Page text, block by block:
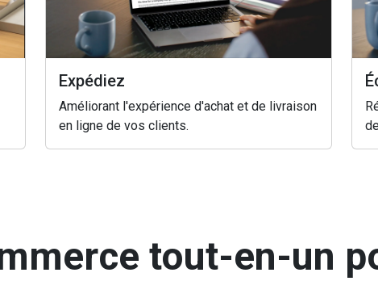
Expédiez
Améliorant l'expérience d'achat et de livraison
en ligne de vos clients.
tout-en-un